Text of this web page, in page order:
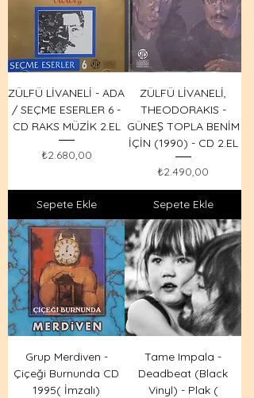
ZÜLFÜ LİVANELİ - ADA
/ SEÇME ESERLER 6 -
CD RAKS MÜZİK 2.EL
Fiyat
₺2.680,00
Sepete Ekle
ZÜLFÜ LİVANELİ,
THEODORAKIS -
GÜNEŞ TOPLA BENİM
İÇİN (1990) - CD 2.EL
Fiyat
₺2.490,00
Sepete Ekle
Grup Merdiven -
Çiçeği Burnunda CD
1995( İmzalı)
Tame Impala -
Deadbeat (Black
Vinyl) - Plak (